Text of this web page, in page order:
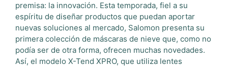
premisa: la innovación. Esta temporada, fiel a su
espíritu de diseñar productos que puedan aportar
nuevas soluciones al mercado, Salomon presenta su
primera colección de máscaras de nieve que, como no
podía ser de otra forma, ofrecen muchas novedades.
Así, el modelo X-Tend XPRO, que utiliza lentes